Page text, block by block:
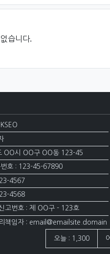
습니다.
OO시 OO구 OO동 123-45
번호 : 123-45-67890
4567
4568
고번호 : 제 OO구 - 123호
책임자 : email@emailsite.domain
접속자집계
오늘 : 1,300